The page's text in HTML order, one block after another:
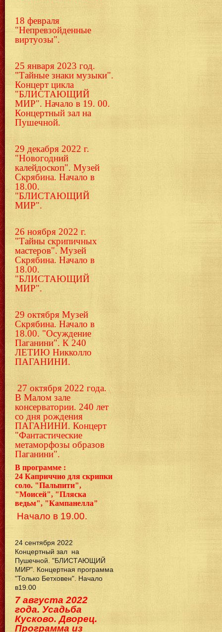
18 февраля
"Непревзойденные
виртуозы".
25 января 2023 год.
"Тайные знаки музыки".
Концерт цикла
"БЛИСТАЮЩИЙ
МИР". Начало в 19. 00.
Концертный зал на
Пушечной.
29 декабря 2022 г.
"Новогодний
калейдоскоп". Музей
Скрябина. Начало в
18.00.
"БЛИСТАЮЩИЙ
МИР".
26 ноября 2022 г.
"Тайны скрипичных
мастеров". Музей
Скрябина. Начало в
18.00.
"БЛИСТАЮЩИЙ
МИР".
29 октября Музей
Скрябина. Начало в
18.00. "Осуждение
Паганини". К 240
ЛЕТИЮ Никколло
ПАГАНИНИ.
27 октября 2022 года.
В Малом зале
консерватории. 240 лет
со дня рождения
ПАГАНИНИ. Концерт
"Фантастические
метаморфозы образов
Паганини".
В программе :
24 Каприччио для скрипки
соло. "Пальпити",
"Моисей", "Пляска
ведьм", "Кампанелла"
Начало в 19.00.
24 сентября 2022
Концертный зал на
Пушечной. "БЛИСТАЮЩИЙ
МИР". Концертная программа
"Только Бетховен". Начало
в19.00
7 августа 2022
года. Усадьба
Кусково. Дворец.
Программа из